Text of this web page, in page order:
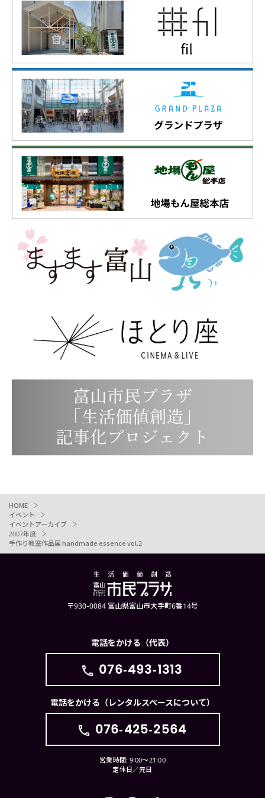
HOME
イベント
イベントアーカイブ
2007年度
手作り教室作品展 handmade essence vol.2
〒930-0084 富山県富山市大手町6番14号
電話をかける（代表）
076-493-1313
電話をかける（レンタルスペースについて）
076-425-2564
営業時間: 9:00〜21:00
定休日／元日